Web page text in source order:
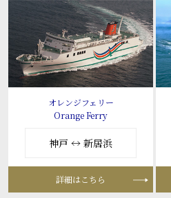
オレンジフェリー
Orange Ferry
神戸 ↔ 新居浜
詳細はこちら